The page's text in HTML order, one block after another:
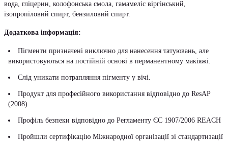
вода, гліцерин, колофонська смола, гамамеліс віргінський,
ізопропіловий спирт, бензиловий спирт.
Додаткова інформація:
Пігменти призначені виключно для нанесення татуювань, але
використовуються на постійній основі в перманентному макіяжі.
Слід уникати потрапляння пігменту у вічі.
Продукт для професійного використання відповідно до ResAP
(2008)
Профіль безпеки відповідно до Регламенту ЄС 1907/2006 REACH
Пройшли сертифікацію Міжнародної організації зі стандартизації